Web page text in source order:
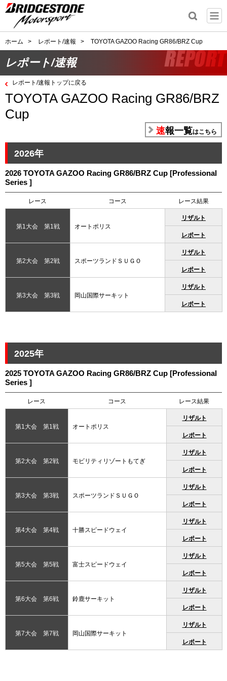
ホーム > レポート/速報 > TOYOTA GAZOO Racing GR86/BRZ Cup
レポート/速報
レポート/速報トップに戻る
TOYOTA GAZOO Racing GR86/BRZ
Cup
速報一覧はこちら
2026年
2026 TOYOTA GAZOO Racing GR86/BRZ Cup [Professional
Series ]
レース コース レース結果
第1大会 第1戦 オートポリス
リザルト
レポート
第2大会 第2戦 スポーツランドＳＵＧＯ
リザルト
レポート
第3大会 第3戦 岡山国際サーキット
リザルト
レポート
2025年
2025 TOYOTA GAZOO Racing GR86/BRZ Cup [Professional
Series ]
レース コース レース結果
第1大会 第1戦 オートポリス
リザルト
レポート
第2大会 第2戦 モビリティリゾートもてぎ
リザルト
レポート
第3大会 第3戦 スポーツランドＳＵＧＯ
リザルト
レポート
第4大会 第4戦 十勝スピードウェイ
リザルト
レポート
第5大会 第5戦 富士スピードウェイ
リザルト
レポート
第6大会 第6戦 鈴鹿サーキット
リザルト
レポート
第7大会 第7戦 岡山国際サーキット
リザルト
レポート